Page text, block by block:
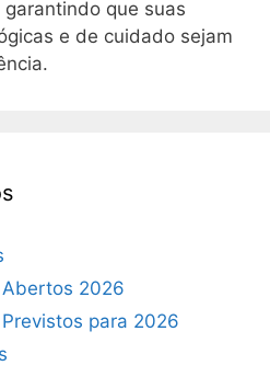
garantindo que suas
e de cuidado sejam
2026
para 2026